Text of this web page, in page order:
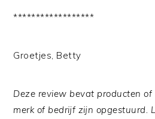
******************
Groetjes, Betty
Deze review bevat producten of
merk of bedrijf zijn opgestuurd.